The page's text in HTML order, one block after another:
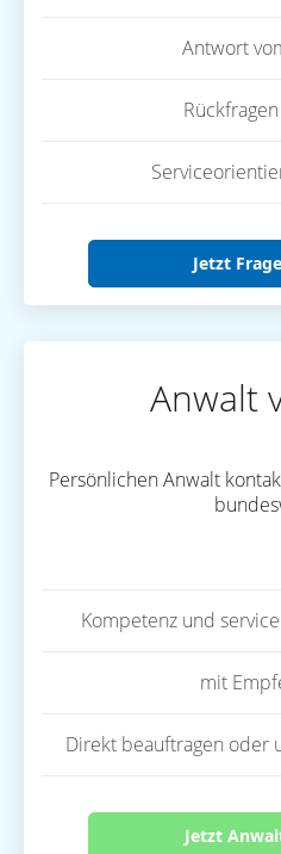
Antwort
Jetzt
Anwalt
Persönlichen Anwalt
Kompetenz und
mit
Direkt beauftragen oder
Jetzt